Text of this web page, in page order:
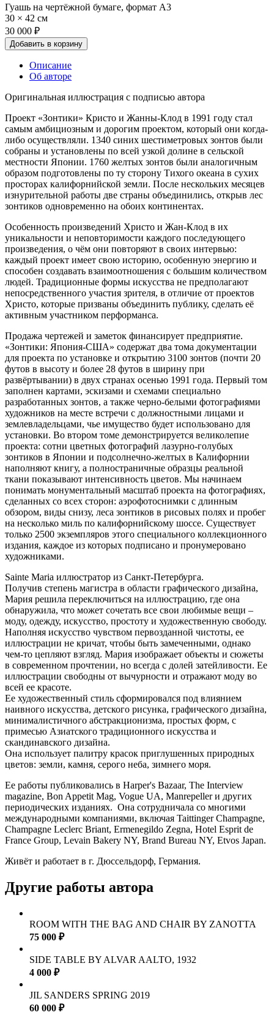
Гуашь на чертёжной бумаге, формат А3
30 × 42 см
30 000 ₽
Добавить в корзину
Описание
Об авторе
Оригинальная иллюстрация с подписью автора
Проект «Зонтики» Кристо и Жанны-Клод в 1991 году стал
самым амбициозным и дорогим проектом, который они когда-
либо осуществляли. 1340 синих шестиметровых зонтов были
собраны и установлены по всей узкой долине в сельской
местности Японии. 1760 желтых зонтов были аналогичным
образом подготовлены по ту сторону Тихого океана в сухих
просторах калифорнийской земли. После нескольких месяцев
изнурительной работы две страны объединились, открыв лес
зонтиков одновременно на обоих континентах.
Особенность произведений Христо и Жан-Клод в их
уникальности и неповторимости каждого последующего
произведения, о чём они повторяют в своих интервью:
каждый проект имеет свою историю, особенную энергию и
способен создавать взаимоотношения с большим количеством
людей. Традиционные формы искусства не предполагают
непосредственного участия зрителя, в отличие от проектов
Христо, которые призваны объединить публику, сделать её
активным участником перформанса.
Продажа чертежей и заметок финансирует предприятие.
«Зонтики: Япония-США» содержат два тома документации
для проекта по установке и открытию 3100 зонтов (почти 20
футов в высоту и более 28 футов в ширину при
развёртывании) в двух странах осенью 1991 года. Первый том
заполнен картами, эскизами и схемами специально
разработанных зонтов, а также черно-белыми фотографиями
художников на месте встречи с должностными лицами и
землевладельцами, чье имущество будет использовано для
установки. Во втором томе демонстрируется великолепие
проекта: сотни цветных фотографий лазурно-голубых
зонтиков в Японии и подсолнечно-желтых в Калифорнии
наполняют книгу, а полностраничные образцы реальной
ткани показывают интенсивность цветов. Мы начинаем
понимать монументальный масштаб проекта на фотографиях,
сделанных со всех сторон: аэрофотоснимки с длинным
обзором, виды снизу, леса зонтиков в рисовых полях и пробег
на несколько миль по калифорнийскому шоссе. Существует
только 2500 экземпляров этого специального коллекционного
издания, каждое из которых подписано и пронумеровано
художниками.
Sainte Maria иллюстратор из Санкт-Петербурга.
Получив степень магистра в области графического дизайна,
Мария решила переключиться на иллюстрацию, где она
обнаружила, что может сочетать все свои любимые вещи –
моду, одежду, искусство, простоту и художественную свободу.
Наполняя искусство чувством первозданной чистоты, ее
иллюстрации не кричат, чтобы быть замеченными, однако
чем-то цепляют взгляд. Мария изображает объекты и сюжеты
в современном прочтении, но всегда с долей затейливости. Ее
иллюстрации свободны от вычурности и отражают моду во
всей ее красоте.
Ее художественный стиль сформировался под влиянием
наивного искусства, детского рисунка, графического дизайна,
минималистичного абстракционизма, простых форм, с
примесью Азиатского традиционного искусства и
скандинавского дизайна.
Она использует палитру красок приглушенных природных
цветов: земли, камня, серого неба, зимнего моря.
Ее работы публиковались в Harper's Bazaar, The Interview
magazine, Bon Appetit Mag, Vogue UA, Manrepeller и других
периодических изданиях. Она сотрудничала со многими
международными компаниями, включая Taittinger Champagne,
Champagne Leclerc Briant, Ermenegildo Zegna, Hotel Esprit de
France Group, Levain Bakery NY, Brand Bureau NY, Etvos Japan.
Живёт и работает в г. Дюссельдорф, Германия.
Другие работы автора
ROOM WITH THE BAG AND CHAIR BY ZANOTTA
75 000 ₽
SIDE TABLE BY ALVAR AALTO, 1932
4 000 ₽
JIL SANDERS SPRING 2019
60 000 ₽